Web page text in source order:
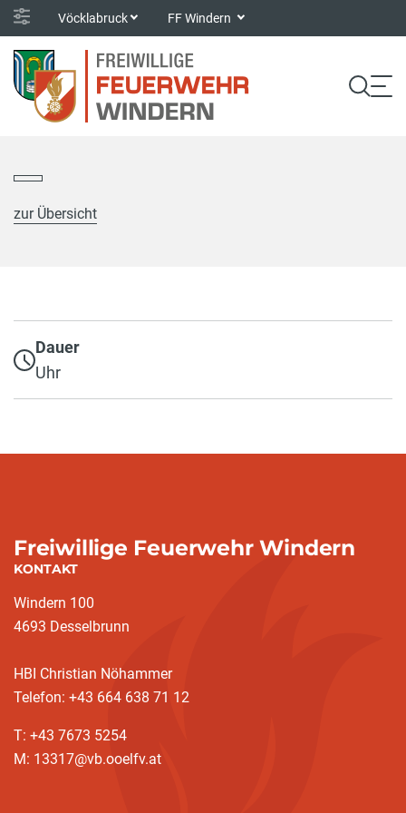
Vöcklabruck FF Windern
zur Übersicht
Dauer
Uhr
Freiwillige Feuerwehr Windern
KONTAKT
Windern 100
4693 Desselbrunn
HBI Christian Nöhammer
Telefon: +43 664 638 71 12
T: +43 7673 5254
M: 13317@vb.ooelfv.at